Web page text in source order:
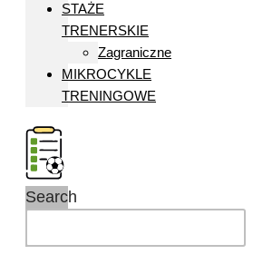
STAŻE
TRENERSKIE
Zagraniczne
MIKROCYKLE
TRENINGOWE
Search